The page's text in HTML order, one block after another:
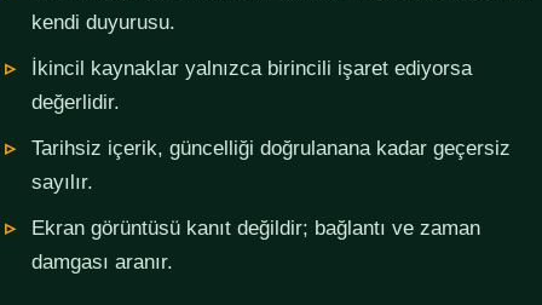
kendi duyurusu.
İkincil kaynaklar yalnızca birincili işaret ediyorsa
değerlidir.
Tarihsiz içerik, güncelliği doğrulanana kadar geçersiz
sayılır.
Ekran görüntüsü kanıt değildir; bağlantı ve zaman
damgası aranır.